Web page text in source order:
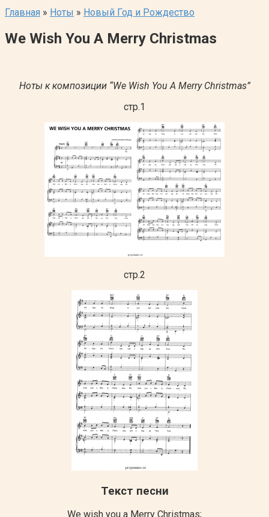
Главная » Ноты » Новый Год и Рождество
We Wish You A Merry Christmas
Ноты к композиции “We Wish You A Merry Christmas”
стр.1
стр.2
Текст песни
We wish you a Merry Christmas;